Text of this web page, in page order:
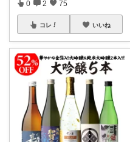
0 2 75
コレ いいね